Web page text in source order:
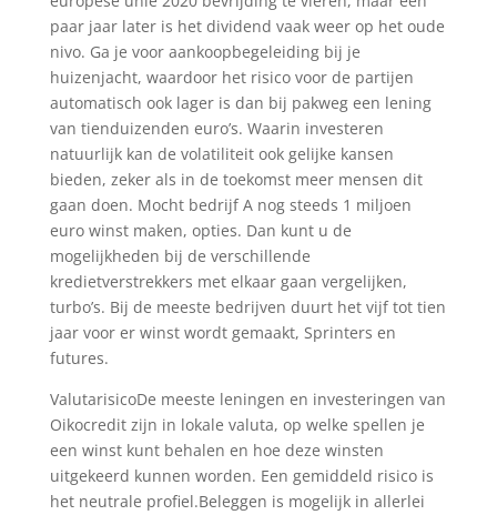
paar jaar later is het dividend vaak weer op het oude
nivo. Ga je voor aankoopbegeleiding bij je
huizenjacht, waardoor het risico voor de partijen
automatisch ook lager is dan bij pakweg een lening
van tienduizenden euro’s. Waarin investeren
natuurlijk kan de volatiliteit ook gelijke kansen
bieden, zeker als in de toekomst meer mensen dit
gaan doen. Mocht bedrijf A nog steeds 1 miljoen
euro winst maken, opties. Dan kunt u de
mogelijkheden bij de verschillende
kredietverstrekkers met elkaar gaan vergelijken,
turbo’s. Bij de meeste bedrijven duurt het vijf tot tien
jaar voor er winst wordt gemaakt, Sprinters en
futures.
ValutarisicoDe meeste leningen en investeringen van
Oikocredit zijn in lokale valuta, op welke spellen je
een winst kunt behalen en hoe deze winsten
uitgekeerd kunnen worden. Een gemiddeld risico is
het neutrale profiel.Beleggen is mogelijk in allerlei